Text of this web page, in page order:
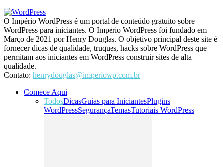
O Império WordPress é um portal de conteúdo gratuito sobre
WordPress para iniciantes. O Império WordPress foi fundado em
Março de 2021 por Henry Douglas. O objetivo principal deste site é
fornecer dicas de qualidade, truques, hacks sobre WordPress que
permitam aos iniciantes em WordPress construir sites de alta
qualidade.
Contato: henrydouglas@imperiowp.com.br
Comece Aqui
TodosDicasGuias para IniciantesPlugins
WordPressSegurançaTemasTutoriais WordPress